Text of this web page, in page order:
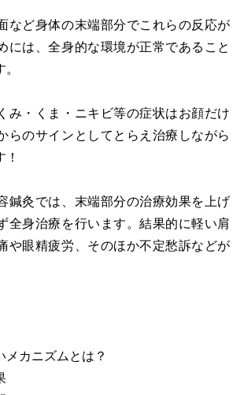
など身体の末端部分でこれらの反応が
には、全身的な環境が正常であること
み・くま・ニキビ等の症状はお顔だけ
らのサインとしてとらえ治療しながら
鍼灸では、末端部分の治療効果を上げ
全身治療を行います。結果的に軽い肩
や眼精疲労、そのほか不定愁訴などが
メカニズムとは？